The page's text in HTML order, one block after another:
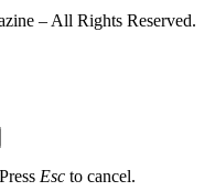
– All Rights Reserved.
Esc to cancel.